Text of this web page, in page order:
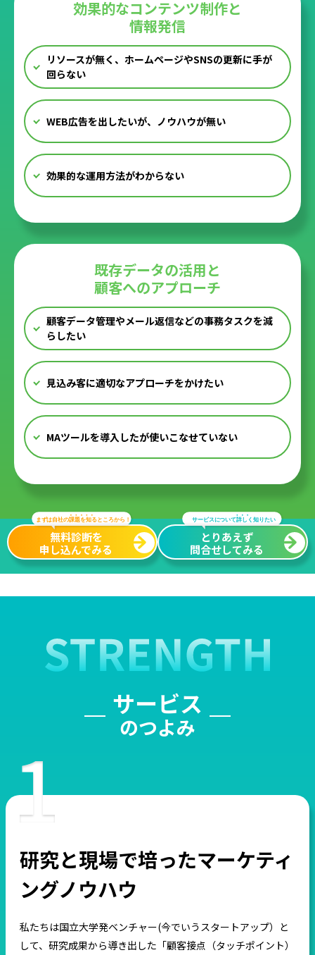
効果的なコンテンツ制作と
情報発信
リソースが無く、ホームページやSNSの更新に手が
回らない
WEB広告を出したいが、ノウハウが無い
効果的な運用方法がわからない
既存データの活用と
顧客へのアプローチ
顧客データ管理やメール返信などの事務タスクを減
らしたい
見込み客に適切なアプローチをかけたい
MAツールを導入したが使いこなせていない
無料診断を
申し込んでみる
とりあえず
問合せしてみる
サービス
のつよみ
研究と現場で培ったマーケティ
ングノウハウ
私たちは国立大学発ベンチャー(今でいうスタートアップ）と
して、研究成果から導き出した「顧客接点（タッチポイント）